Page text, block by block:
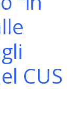
CUS